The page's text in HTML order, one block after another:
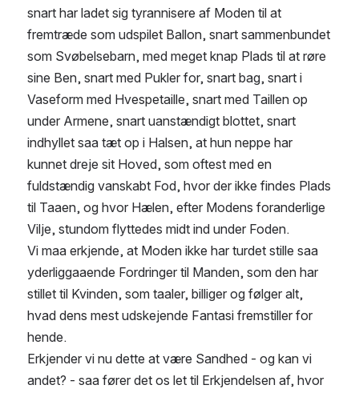
snart har ladet sig tyrannisere af Moden til at
fremtræde som udspilet Ballon, snart sammenbundet
som Svøbelsebarn, med meget knap Plads til at røre
sine Ben, snart med Pukler for, snart bag, snart i
Vaseform med Hvespetaille, snart med Taillen op
under Armene, snart uanstændigt blottet, snart
indhyllet saa tæt op i Halsen, at hun neppe har
kunnet dreje sit Hoved, som oftest med en
fuldstændig vanskabt Fod, hvor der ikke findes Plads
til Taaen, og hvor Hælen, efter Modens foranderlige
Vilje, stundom flyttedes midt ind under Foden.
Vi maa erkjende, at Moden ikke har turdet stille saa
yderliggaaende Fordringer til Manden, som den har
stillet til Kvinden, som taaler, billiger og følger alt,
hvad dens mest udskejende Fantasi fremstiller for
hende.
Erkjender vi nu dette at være Sandhed - og kan vi
andet? - saa fører det os let til Erkjendelsen af, hvor